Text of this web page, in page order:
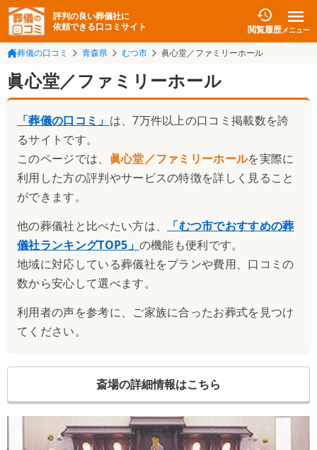
評判の良い葬儀社に
依頼できる口コミサイト
閲覧履歴メニュー
葬儀の口コミ 青森県 むつ市 眞心堂／ファミリーホール
眞心堂／ファミリーホール
「葬儀の口コミ」 は、7万件以上の口コミ掲載数を誇
るサイトです。
このページでは、 眞心堂／ファミリーホールを実際に
利用した方の評判やサービスの特徴を詳しく見ること
ができます。
他の葬儀社と比べたい方は、
「むつ市でおすすめの葬
儀社ランキングTOP5 」 の機能も便利です。
地域に対応している葬儀社をプランや費用、口コミの
数から安心して選べます。
利用者の声を参考に、ご家族に合ったお葬式を見つけ
てください。
斎場の詳細情報はこちら